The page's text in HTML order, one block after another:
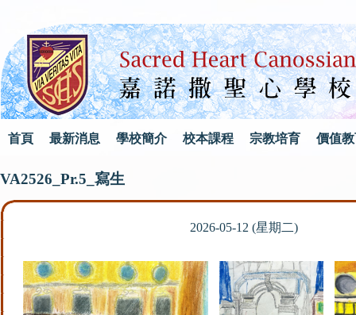
首頁 最新消息 學校簡介 校本課程 宗教培育 價值
VA2526_Pr.5_寫生
2026-05-12 (星期二)